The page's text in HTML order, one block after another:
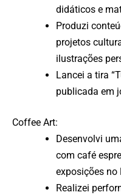
didáticos e
Produzi
projetos
ilustrações
Lancei a tira
publicada em
Coffee Art:
Desenvolvi
com café
exposições no
Realizei